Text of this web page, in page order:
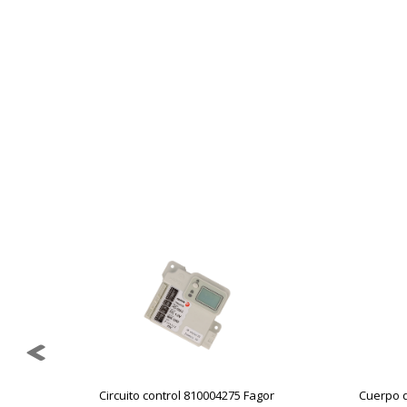
Circuito control 810004275 Fagor
Cuerpo
GUARDAR
política de cookies